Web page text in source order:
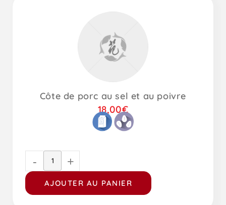
Côte de porc au sel et au poivre
18,00€
- +
AJOUTER AU PANIER